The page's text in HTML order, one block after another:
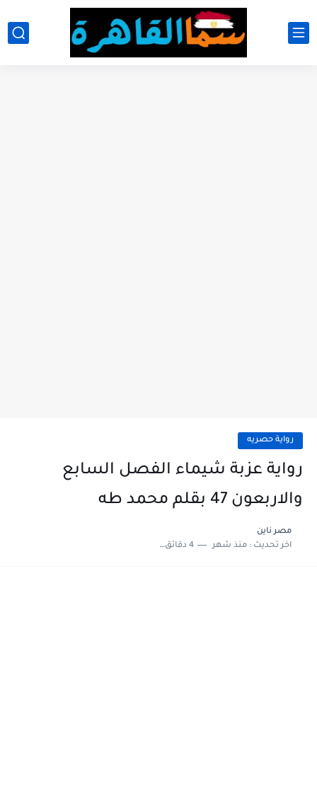
رواية حصريه
رواية عزبة شيماء الفصل السابع
والاربعون 47 بقلم محمد طه
مصر ناين
اخر تحديث :منذ شهر 4 دقائق للقراءة